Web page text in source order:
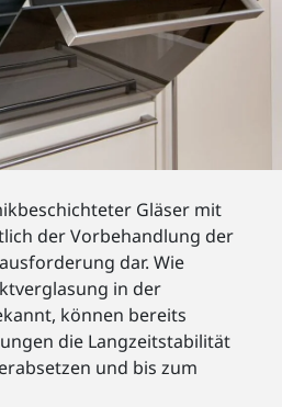
Gläser mit
der Vorbehandlung der
dar. Wie
in der
können bereits
die Langzeitstabilität
und bis zum